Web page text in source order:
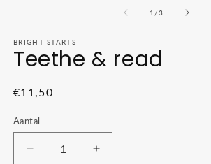
1 /van
3
BRIGHT STARTS
Teethe & read
Normale
€11,50
Aantal
Aantal
Aantal